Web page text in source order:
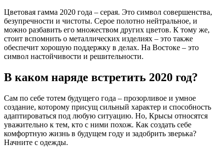
Цветовая гамма 2020 года – серая. Это символ совершенства,
безупречности и чистоты. Серое полотно нейтральное, и
можно разбавить его множеством других цветов. К тому же,
стоит вспомнить о металлических изделиях – это также
обеспечит хорошую поддержку в делах. На Востоке – это
символ настойчивости и решительности.
В каком наряде встретить 2020 год?
Сам по себе тотем будущего года – прозорливое и умное
создание, которому присущ сильный характер и способность
адаптироваться под любую ситуацию. Но, Крысы относятся
уважительно к тем, кто с ними похож. Как создать себе
комфортную жизнь в будущем году и задобрить зверька?
Начните с одежды.